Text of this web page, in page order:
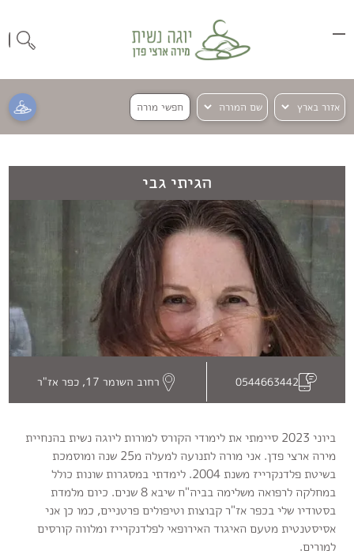
חפשי מורה
קוקיז
כדי
להעניק
לך
חוויית
שימוש
טובה
בלחיצה
על
או
בהמשך
השימוש
באתר
–
את/ה
מסכים/ה
הגיתי גבי
0544663442 רחוב השומר 17, כפר אז"ר
ביוני 2023 סיימתי את לימודי הקורס למורות ליוגה נשית בהנחיית
מירה ארצי פדן. אני מורה לתנועה למעלה מ25 שנה ומוסמכת
בשיטת פלדנקרייז משנת 2004. לימדתי במסגרות שונות כולל
במחלקה לרפואה משלימה בביה"ח שיבא 8 שנים. כיום מלמדת
בסטודיו שלי בכפר אז"ר קבוצות וטיפולים פרטניים, כמו כן אני
אסיסטנטית מטעם האיגוד האירופאי לפלדנקרייז ומלווה קורסים
למורים.